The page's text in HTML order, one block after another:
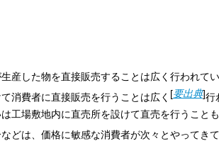
産した物を直接販売することは広く行われて
消費者に直接販売を行うことは広く [要出典]行
工場敷地内に直売所を設けて直売を行うこと
どは、価格に敏感な消費者が次々とやってき